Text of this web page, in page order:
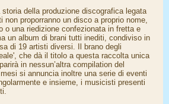
della produzione discografica legata
non proporranno un disco a proprio nome,
o una riedizione confezionata in fretta e
un album di brani tutti inediti, condiviso in
di 19 artisti diversi. Il brano degli
che dà il titolo a questa raccolta unica
in nessun’altra compilation del
si annuncia inoltre una serie di eventi
e insieme, i musicisti presenti